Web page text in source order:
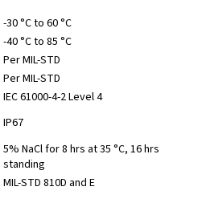
-30 °C to 60 °C
-40 °C to 85 °C
Per MIL-STD
Per MIL-STD
IEC 61000-4-2 Level 4
IP67
5% NaCl for 8 hrs at 35 °C, 16 hrs
standing
MIL-STD 810D and E